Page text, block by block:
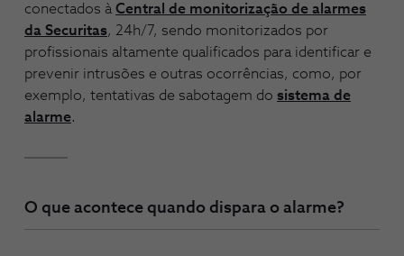
conectados à Central de monitorização de alarmes
da Securitas, 24h/7, sendo monitorizados por
profissionais altamente qualificados para identificar e
prevenir intrusões e outras ocorrências, como, por
exemplo, tentativas de sabotagem do sistema de
alarme.
O que acontece quando dispara o alarme?